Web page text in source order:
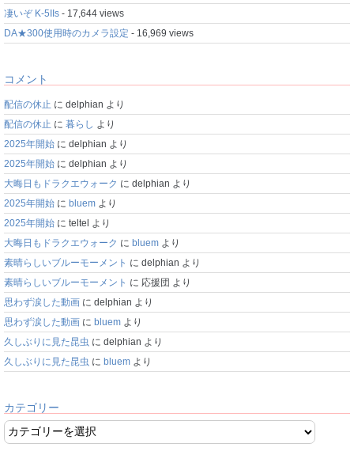
凄いぞ K-5IIs - 17,644 views
DA★300使用時のカメラ設定 - 16,969 views
コメント
配信の休止 に delphian より
配信の休止 に 暮らし より
2025年開始 に delphian より
2025年開始 に delphian より
大晦日もドラクエウォーク に delphian より
2025年開始 に bluem より
2025年開始 に teltel より
大晦日もドラクエウォーク に bluem より
素晴らしいブルーモーメント に delphian より
素晴らしいブルーモーメント に 応援団 より
思わず涙した動画 に delphian より
思わず涙した動画 に bluem より
久しぶりに見た昆虫 に delphian より
久しぶりに見た昆虫 に bluem より
カテゴリー